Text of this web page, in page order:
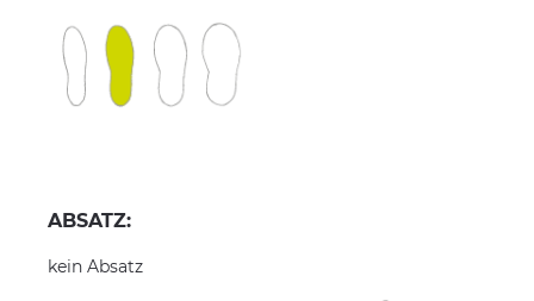
ABSATZ:
kein Absatz